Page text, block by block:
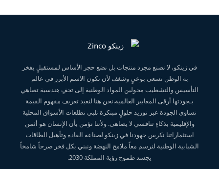
في زينكو، لا نصنع مجرد منتجات بل نضع حجر الأساس لمستقبلٍ يفخر
به الوطن نسعى بوعيٍ وشغف لأن نكون الاسم الأبرز في عالم
التأسيس والتشطيب محولين المواد الوطنية إلى تحفٍ هندسية تضاهي
بـجودتها أرقى المعايير العالمية.نحن هنا لنعيد تعريف مفهوم القيمة
تساوى الجودة عبر توريد حلولٍ مبتكرة تلبي تطلعات الأسواق المحلية
والإقليمية بذكاءٍ تنافسي لا يضاهى. ولأننا نؤمن بأن الإنسان هو أثمن
استثماراتنا نكرس جهودنا في زينكو لصناعة القادة وتأهيل الطاقات
الشبابية الوطنية لنرسم معاً ملامح النهضة ونبني بكل فخر صرحاً شامخاً
يجسد طموح رؤية المملكة 2030.